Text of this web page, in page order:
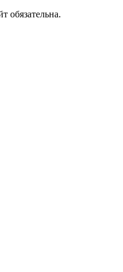
обязательна.